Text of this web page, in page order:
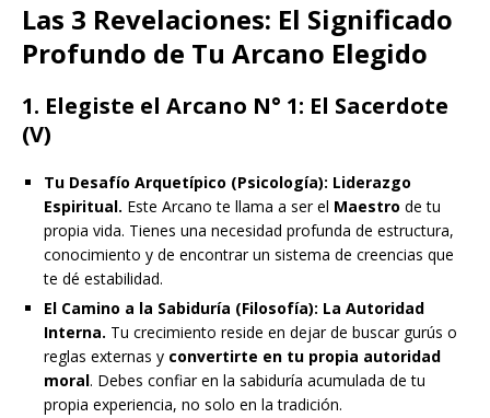
Las 3 Revelaciones: El Significado
Profundo de Tu Arcano Elegido
1. Elegiste el Arcano N° 1: El Sacerdote
(V)
Tu Desafío Arquetípico (Psicología): Liderazgo
Espiritual. Este Arcano te llama a ser el Maestro de tu
propia vida. Tienes una necesidad profunda de estructura,
conocimiento y de encontrar un sistema de creencias que
te dé estabilidad.
El Camino a la Sabiduría (Filosofía): La Autoridad
Interna. Tu crecimiento reside en dejar de buscar gurús o
reglas externas y convertirte en tu propia autoridad
moral. Debes confiar en la sabiduría acumulada de tu
propia experiencia, no solo en la tradición.